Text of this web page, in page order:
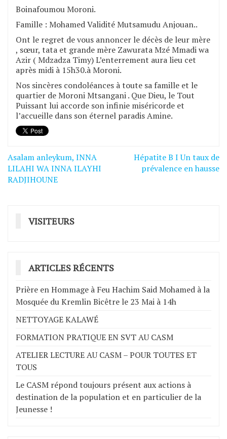
Boinafoumou Moroni.
Famille : Mohamed Validité Mutsamudu Anjouan..
Ont le regret de vous annoncer le décès de leur mère
, sœur, tata et grande mère Zawurata Mzé Mmadi wa
Azir ( Mdzadza Timy) L’enterrement aura lieu cet
après midi à 15h30.à Moroni.
Nos sincères condoléances à toute sa famille et le
quartier de Moroni Mtsangani . Que Dieu, le Tout
Puissant lui accorde son infinie miséricorde et
l’accueille dans son éternel paradis Amine.
Navigation
de
Asalam anleykum, INNA
LILAHI WA INNA ILAYHI
RADJIHOUNE
Hépatite B I Un taux de
prévalence en hausse
VISITEURS
ARTICLES RÉCENTS
Prière en Hommage à Feu Hachim Said Mohamed à la
Mosquée du Kremlin Bicêtre le 23 Mai à 14h
NETTOYAGE KALAWÉ
FORMATION PRATIQUE EN SVT AU CASM
ATELIER LECTURE AU CASM – POUR TOUTES ET
TOUS
Le CASM répond toujours présent aux actions à
destination de la population et en particulier de la
Jeunesse !